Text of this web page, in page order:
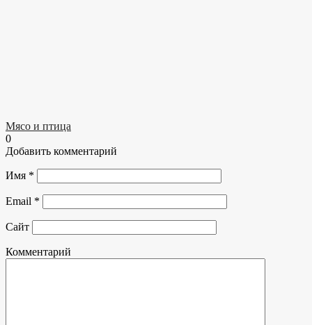
Мясо и птица
0
Добавить комментарий
Имя *
Email *
Сайт
Комментарий